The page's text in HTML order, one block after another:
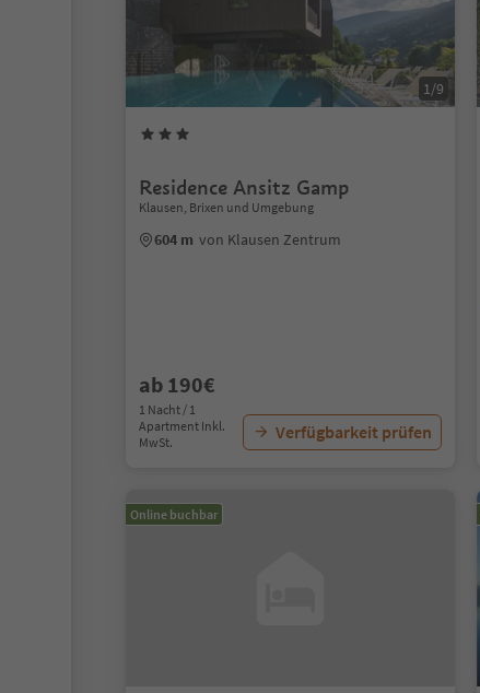
1/9
Residence Ansitz Gamp
Klausen, Brixen und Umgebung
604 m von Klausen Zentrum
ab 190€
1 Nacht / 1
Apartment Inkl.
MwSt.
Verfügbarkeit prüfen
Online buchbar